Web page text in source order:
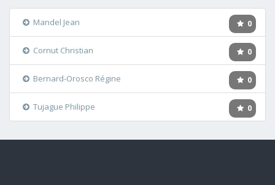
0
Mandel Jean
0
Cornut Christian
0
Bernard-Orosco Régine
0
Tujague Philippe